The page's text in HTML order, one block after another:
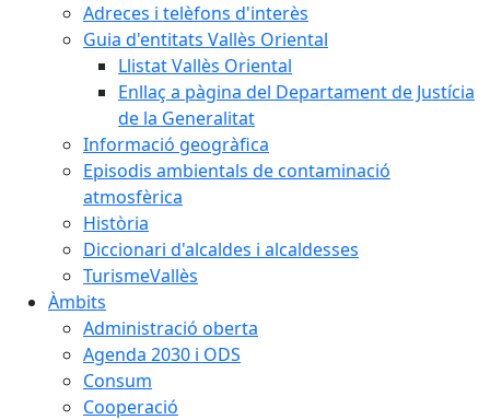
Adreces i telèfons d'interès
Guia d'entitats Vallès Oriental
Llistat Vallès Oriental
Enllaç a pàgina del Departament de Justícia
de la Generalitat
Informació geogràfica
Episodis ambientals de contaminació
atmosfèrica
Història
Diccionari d'alcaldes i alcaldesses
TurismeVallès
Àmbits
Administració oberta
Agenda 2030 i ODS
Consum
Cooperació